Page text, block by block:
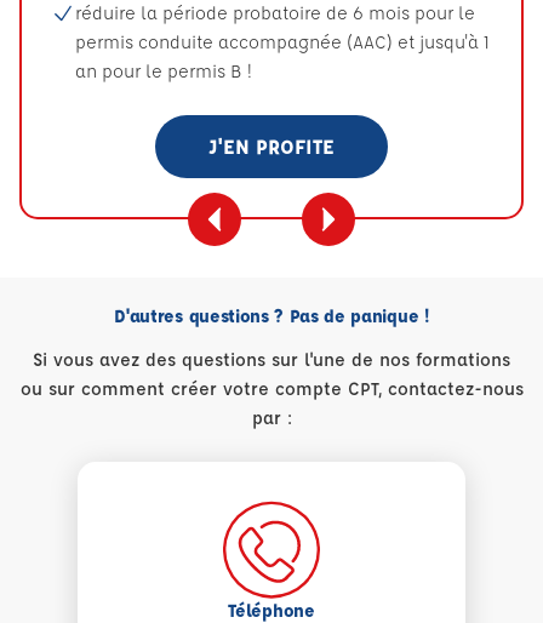
réduire la période probatoire de 6 mois pour le
permis conduite accompagnée (AAC) et jusqu'à 1
an pour le permis B !
J'EN PROFITE
D'autres questions ? Pas de panique !
Si vous avez des questions sur l'une de nos formations
ou sur comment créer votre compte CPT, contactez-nous
par :
Téléphone